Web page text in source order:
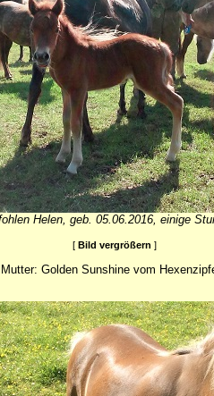
Helen, geb. 05.06.2016, einige
[ Bild vergrößern ]
Golden Sunshine vom